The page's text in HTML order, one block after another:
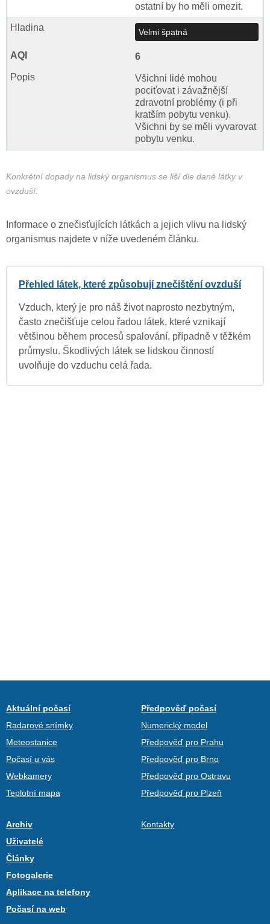
ostatní by ho měli omezit.
Velmi špatná
6
Všichni lidé mohou
pociťovat i závažnější
zdravotní problémy (i při
kratším pobytu venku).
Všichni by se měli vyvarovat
pobytu venku.
Konkrétní dopady na lidský organismus se liší dle dané látky v
ovzduší.
Informace o znečisťujících látkách a jejich vlivu na lidský
organismus najdete v níže uvedeném článku.
Přehled látek, které způsobují znečištění ovzduší
Vzduch, který je pro náš život naprosto nezbytným,
často znečišťuje celou řadou látek, které vznikají
většinou během procesů spalování, případně v těžkém
průmyslu. Škodlivých látek se lidskou činností
uvolňuje do vzduchu celá řada.
Aktuální počasí
Radarové snímky
Meteostanice
Počasí u vás
Webkamery
Teplotní mapa
Předpověď počasí
Numerický model
Předpověď pro Prahu
Předpověď pro Brno
Předpověď pro Ostravu
Předpověď pro Plzeň
Archiv
Uživatelé
Články
Fotogalerie
Aplikace na telefony
Počasí na web
Kontakty